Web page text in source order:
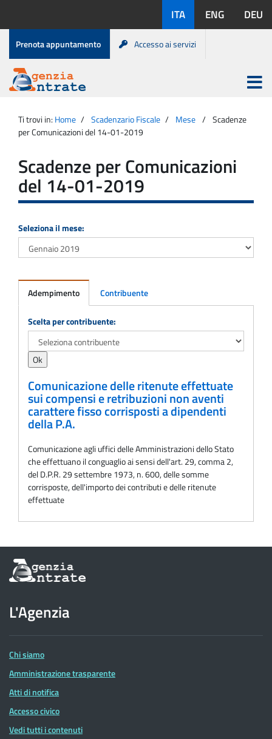
contenuto
disponibili:
ITA ENG DEU
Menu
di
servizio
Prenota appuntamento Accesso ai servizi
Agenzia
Entrate
Apri
menu
principale
Ti trovi in: Home Scadenzario Fiscale Mese
Scadenze
per Comunicazioni del 14-01-2019
Scadenze per Comunicazioni
del 14-01-2019
Seleziona il mese:
Adempimento Contribuente
Adempimento
Scelta per contribuente:
Comunicazione delle ritenute effettuate
sui compensi e retribuzioni non aventi
carattere fisso corrisposti a dipendenti
della P.A.
Comunicazione agli uffici delle Amministrazioni dello Stato
che effettuano il conguaglio ai sensi dell'art. 29, comma 2,
del D.P.R. 29 settembre 1973, n. 600, delle somme
corrisposte, dell'importo dei contributi e delle ritenute
effettuate
Informazioni
sul
dell'Agenzia
delle
Entrate
L'Agenzia
Chi siamo
Amministrazione trasparente
Atti di notifica
Accesso civico
Vedi tutti i contenuti